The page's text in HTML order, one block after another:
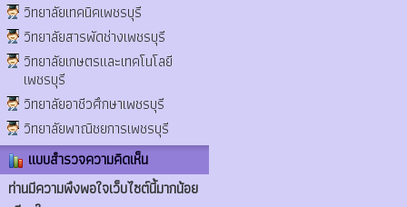
วิทยาลัยเทคนิคเพชรบุรี
วิทยาลัยสารพัดช่างเพชรบุรี
วิทยาลัยเกษตรและเทคโนโลยี
เพชรบุรี
วิทยาลัยอาชีวศึกษาเพชรบุรี
วิทยาลัยพาณิชยการเพชรบุรี
แบบสำรวจความคิดเห็น
ท่านมีความพึงพอใจเว็บไซต์นี้มากน้อย